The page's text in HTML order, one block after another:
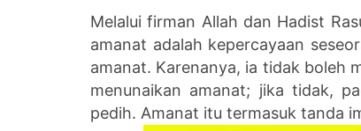
Melalui firman Allah dan Hadist
amanat adalah kepercayaan
amanat. Karenanya, ia tidak boleh
menunaikan amanat; jika tidak,
pedih. Amanat itu termasuk tanda